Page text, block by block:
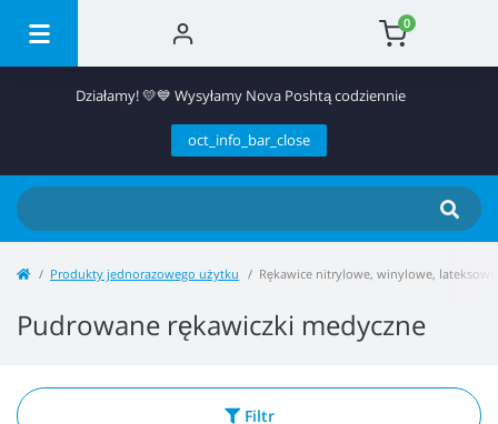
0
Działamy! 💛💙 Wysyłamy Nova Poshtą codziennie
oct_info_bar_close
Produkty jednorazowego użytku Rękawice nitrylowe, winylowe, lateksowe
Pudrowane rękawiczki medyczne
Filtr